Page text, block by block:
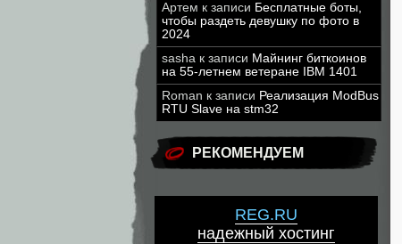
Артем к записи Бесплатные боты,
чтобы раздеть девушку по фото в
2024
sasha к записи Майнинг биткоинов
на 55-летнем ветеране IBM 1401
Roman к записи Реализация ModBus
RTU Slave на stm32
РЕКОМЕНДУЕМ
REG.RU
надежный хостинг